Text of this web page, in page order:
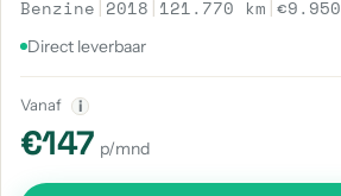
Benzine | 2018 | 121.770 km |€9.950
Direct leverbaar
Vanaf i
€147 p/mnd